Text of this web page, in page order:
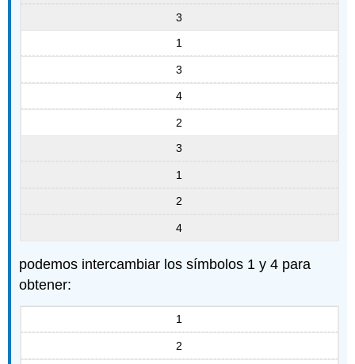
3
1
3
4
2
3
1
2
4
podemos intercambiar los símbolos 1 y 4 para
obtener:
1
2